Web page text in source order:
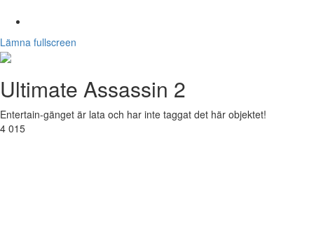
Lämna fullscreen
Ultimate Assassin 2
Entertain-gänget är lata och har inte taggat det här objektet!
4 015